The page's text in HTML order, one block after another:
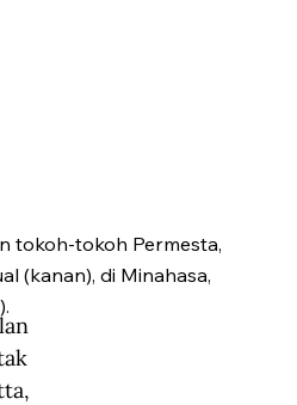
tokoh-tokoh Permesta,
(kanan), di Minahasa,